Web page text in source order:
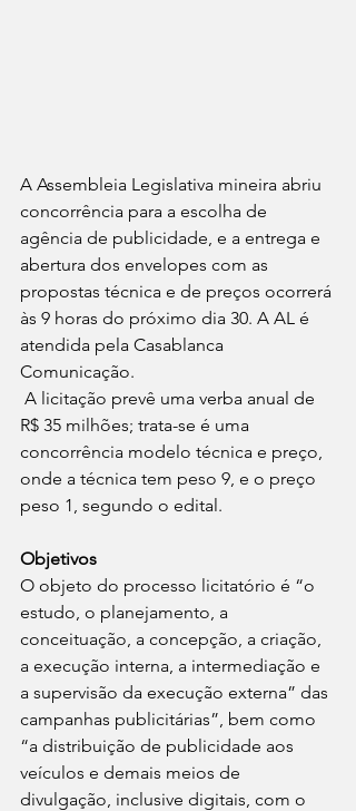
A Assembleia Legislativa mineira abriu
concorrência para a escolha de
agência de publicidade, e a entrega e
abertura dos envelopes com as
propostas técnica e de preços ocorrerá
às 9 horas do próximo dia 30. A AL é
atendida pela Casablanca
Comunicação.
R$ 35 milhões; trata-se é uma
concorrência modelo técnica e preço,
onde a técnica tem peso 9, e o preço
peso 1, segundo o edital.
Objetivos
O objeto do processo licitatório é “o
estudo, o planejamento, a
conceituação, a concepção, a criação,
a execução interna, a intermediação e
a supervisão da execução externa” das
campanhas publicitárias”, bem como
“a distribuição de publicidade aos
veículos e demais meios de
divulgação, inclusive digitais, com o